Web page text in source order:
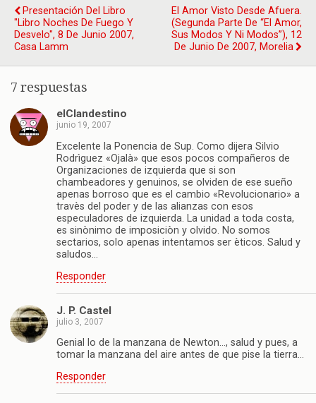
Presentación Del Libro
"Libro Noches De Fuego Y
Desvelo", 8 De Junio 2007,
Casa Lamm
El Amor Visto Desde Afuera.
(Segunda Parte De “El Amor,
Sus Modos Y Ni Modos”), 12
De Junio De 2007, Morelia
7 respuestas
elClandestino
junio 19, 2007
Excelente la Ponencia de Sup. Como dijera Silvio
Rodrìguez «Ojalà» que esos pocos compañeros de
Organizaciones de izquierda que si son
chambeadores y genuinos, se olviden de ese sueño
apenas borroso que es el cambio «Revolucionario» a
travès del poder y de las alianzas con esos
especuladores de izquierda. La unidad a toda costa,
es sinònimo de imposiciòn y olvido. No somos
sectarios, solo apenas intentamos ser èticos. Salud y
saludos…
Responder
J. P. Castel
julio 3, 2007
Genial lo de la manzana de Newton…, salud y pues, a
tomar la manzana del aire antes de que pise la tierra…
Responder